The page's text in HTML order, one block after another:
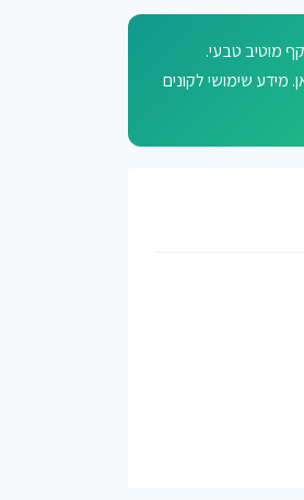
מוטיב טבעי.
מידע שימושי לקונים